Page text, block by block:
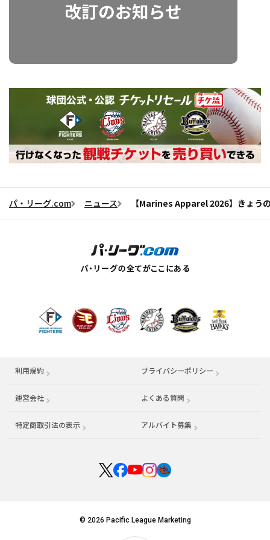
パ・リーグ.com ニュース 【Marines Apparel 2026】きょう
利用規約 プライバシーポリシー
運営会社 （別ウィンドウで開く） よくある質問
特定商取引法の表示 アルバイト募集 （別ウィンドウで開く
© 2026 Pacific League Marketing